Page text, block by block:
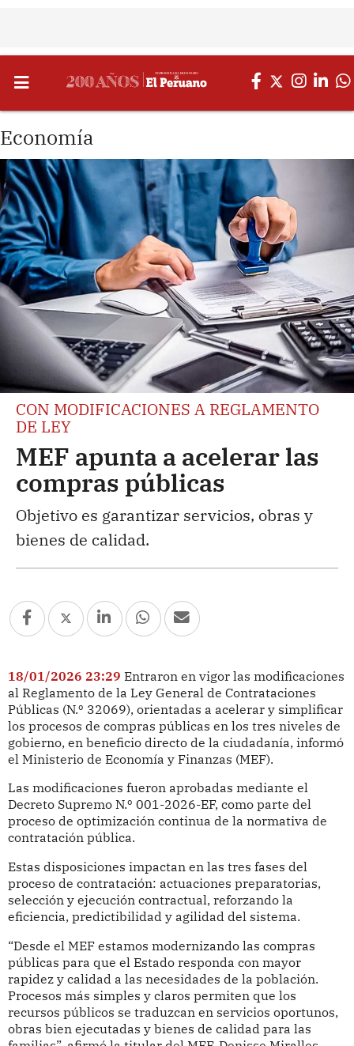
Economía
CON MODIFICACIONES A REGLAMENTO
DE LEY
MEF apunta a acelerar las
compras públicas
Objetivo es garantizar servicios, obras y
bienes de calidad.
18/01/2026 23:29 Entraron en vigor las modificaciones
al Reglamento de la Ley General de Contrataciones
Públicas (N.º 32069), orientadas a acelerar y simplificar
los procesos de compras públicas en los tres niveles de
gobierno, en beneficio directo de la ciudadanía, informó
el Ministerio de Economía y Finanzas (MEF).
Las modificaciones fueron aprobadas mediante el
Decreto Supremo N.º 001-2026-EF, como parte del
proceso de optimización continua de la normativa de
contratación pública.
Estas disposiciones impactan en las tres fases del
proceso de contratación: actuaciones preparatorias,
selección y ejecución contractual, reforzando la
eficiencia, predictibilidad y agilidad del sistema.
“Desde el MEF estamos modernizando las compras
públicas para que el Estado responda con mayor
rapidez y calidad a las necesidades de la población.
Procesos más simples y claros permiten que los
recursos públicos se traduzcan en servicios oportunos,
obras bien ejecutadas y bienes de calidad para las